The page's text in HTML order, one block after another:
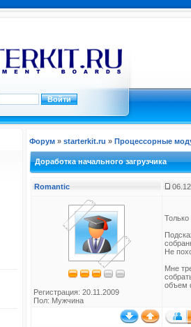
Форум » starterkit.ru » Процессорные
Доработка начального загрузчика
Romantic
Регистрация: 20.11.2009
Пол: Мужчина
Не
Мне
объем